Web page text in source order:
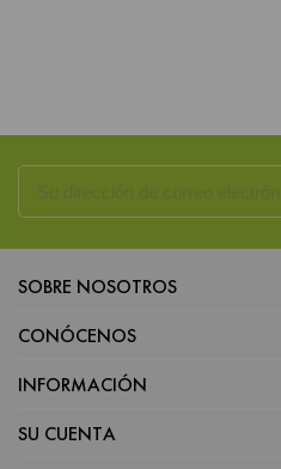
SOBRE NOSOTROS
CONÓCENOS
INFORMACIÓN
SU CUENTA